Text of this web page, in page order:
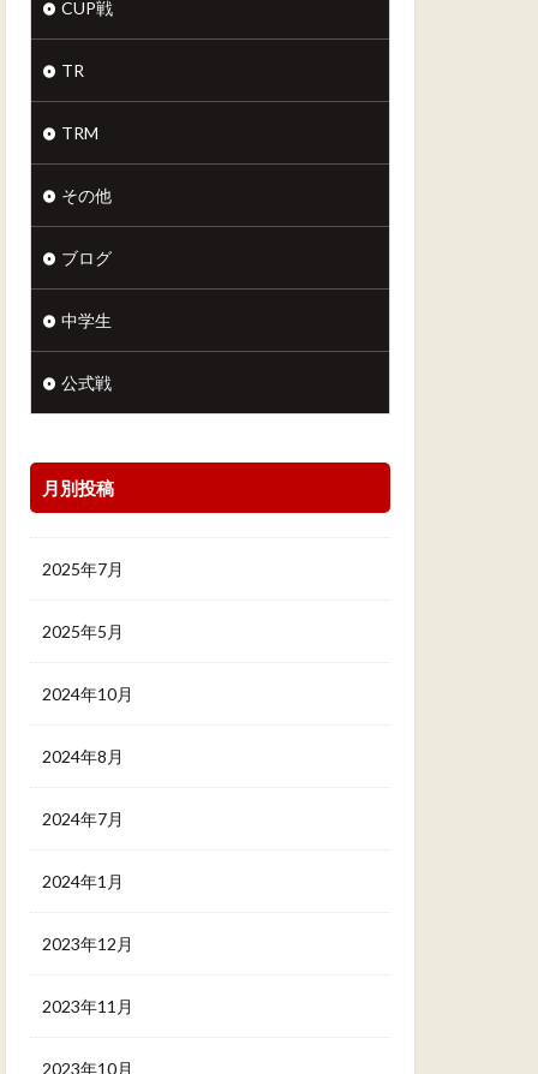
CUP戦
TR
TRM
その他
ブログ
中学生
公式戦
月別投稿
2025年7月
2025年5月
2024年10月
2024年8月
2024年7月
2024年1月
2023年12月
2023年11月
2023年10月